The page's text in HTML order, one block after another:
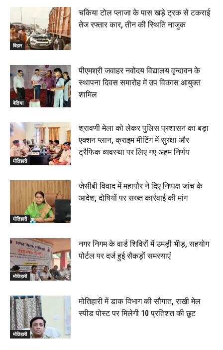
बिहार
चकिया टोल प्लाजा के पास खड़े ट्रक से टकराई
तेज रफ्तार कार, तीन की स्थिति नाजुक
बेतिया
पीएमश्री जवाहर नवोदय विद्यालय वृन्दावन के
स्थापना दिवस समारोह में उप विकास आयुक्त
शामिल
मोतिहारी
श्रावणी मेला को लेकर पुलिस प्रशासन का बड़ा
एक्शन प्लान, क्राइम मीटिंग में सुरक्षा और
ट्रैफिक व्यवस्था पर लिए गए अहम निर्णय
मोतिहारी
जेसीबी विवाद में महापौर ने दिए निष्पक्ष जांच के
आदेश, दोषियों पर सख्त कार्रवाई की मांग
मोतिहारी
नगर निगम के वार्ड शिविरों में उमड़ी भीड़, सहयोग
पोर्टल पर दर्ज हुई सैकड़ों समस्याएं
मोतिहारी
मोतिहारी में डाक विभाग की सौगात, राखी मेल
स्पीड पोस्ट पर मिलेगी 10 प्रतिशत की छूट